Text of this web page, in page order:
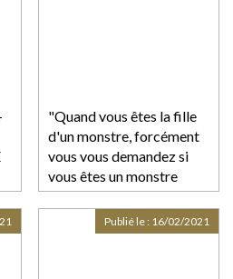
"Quand vous êtes la fille
d'un monstre, forcément
vous vous demandez si
vous êtes un monstre
vous-même". Audrey
Pulvar revient sur les
actes d'inceste commis
Publié le : 16/02/2021